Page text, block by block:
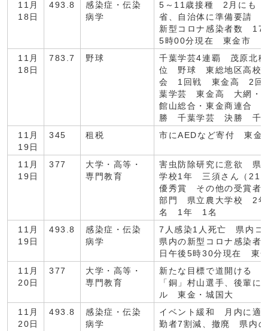
11月
18日
493.8
感染症・伝染
病学
5～11歳接種 2月にも
省、自治体に準備要請
新型コロナ感染者数 17
5時00分現在 東金市
11月
18日
783.7 野球
千葉学芸4連覇 茂原北
位 野球 東総地区高校
会 1回戦 東金高 2回
葉学芸 東金高 大網・
館山総合・東金商連合
勝 千葉学芸 決勝 千
11月
19日
345 租税 市にAEDなど寄付 東金
11月
19日
377
大学・高等・
専門教育
害虫防除研究に意欲 県
学校1年 三須さん（21
優秀賞 その他の受賞者
部門 県立農大学校 2
名 1年 1名
11月
19日
493.8
感染症・伝染
病学
7人感染1人死亡 県内
県内の新型コロナ感染
日午後5時30分現在 東
11月
20日
377
大学・高等・
専門教育
新たな目標で道開ける
「銅」村山選手、後輩に
ル 東金・城国大
11月
20日
493.8
感染症・伝染
病学
イベント緩和 月内に適
勤者7割減、撤廃 県内の